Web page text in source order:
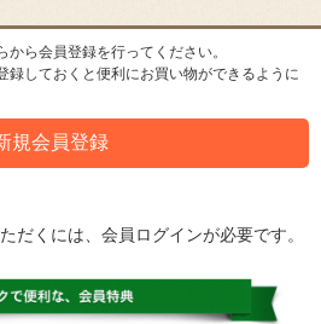
ら会員登録を行ってください。
録しておくと便利にお買い物ができるように
だくには、会員ログインが必要です。